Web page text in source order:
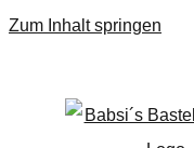
Zum Inhalt springen